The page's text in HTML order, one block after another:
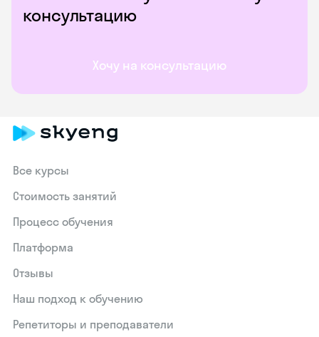
консультацию
Хочу на консультацию
Все курсы
Стоимость занятий
Процесс обучения
Платформа
Отзывы
Наш подход к обучению
Репетиторы и преподаватели